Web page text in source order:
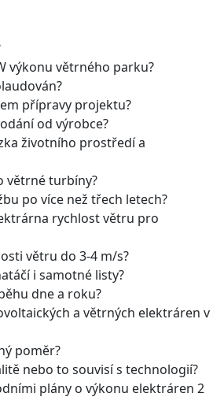
výkonu větrného parku?
přípravy projektu?
od výrobce?
životního prostředí a
větrné turbíny?
po více než třech letech?
rychlost větru pro
větru do 3-4 m/s?
i samotné listy?
dne a roku?
a větrných elektráren v
poměr?
nebo to souvisí s technologií?
plány o výkonu elektráren 2